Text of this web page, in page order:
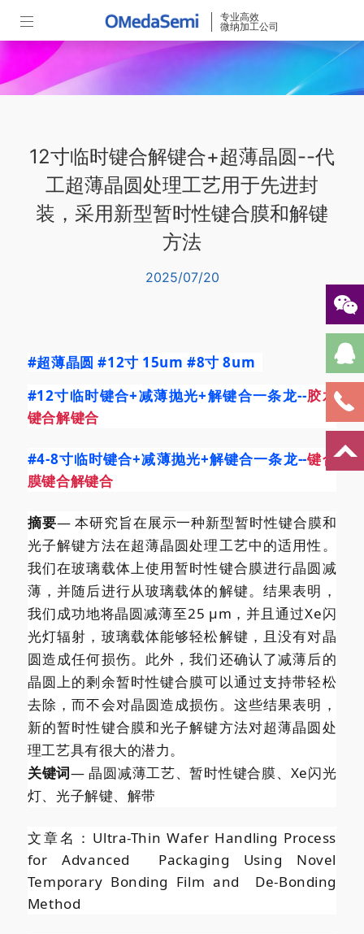
专业高效
微纳加工公司
12寸临时键合解键合+超薄晶圆--代
工超薄晶圆处理工艺用于先进封
装，采用新型暂时性键合膜和解键
方法
2025/07/20
#超薄晶圆 #12寸 15um#8寸 8um
#12寸临时键合+减薄抛光+解键合一条龙--胶水
键合解键合
#4-8寸临时键合+减薄抛光+解键合一条龙--键合
膜键合解键合
摘要— 本研究旨在展示一种新型暂时性键合膜和
光子解键方法在超薄晶圆处理工艺中的适用性。
我们在玻璃载体上使用暂时性键合膜进行晶圆减
薄，并随后进行从玻璃载体的解键。结果表明，
我们成功地将晶圆减薄至25 μm，并且通过Xe闪
光灯辐射，玻璃载体能够轻松解键，且没有对晶
圆造成任何损伤。此外，我们还确认了减薄后的
晶圆上的剩余暂时性键合膜可以通过支持带轻松
去除，而不会对晶圆造成损伤。这些结果表明，
新的暂时性键合膜和光子解键方法对超薄晶圆处
理工艺具有很大的潜力。
关键词— 晶圆减薄工艺、暂时性键合膜、Xe闪光
灯、光子解键、解带
文章名：Ultra-Thin Wafer Handling Process
for Advanced Packaging Using Novel
Temporary Bonding Film and De-Bonding
Method